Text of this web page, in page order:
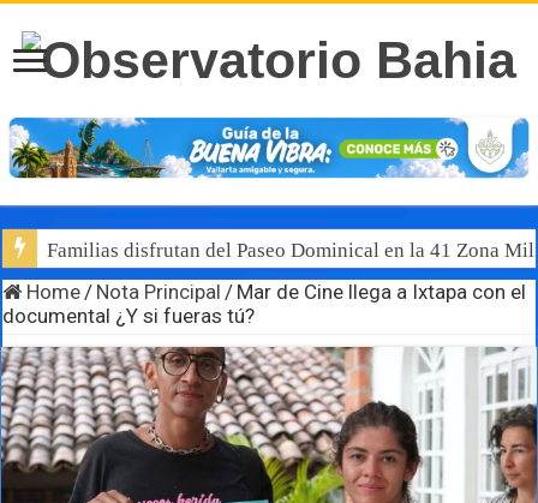
Familias disfrutan del Paseo Dominical en la 41 Zona
Home / Nota Principal / Mar de Cine llega a Ixtapa con el
documental ¿Y si fueras tú?